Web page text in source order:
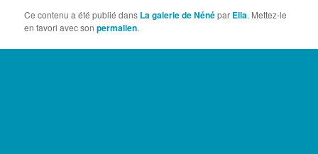
Ce contenu a été publié dans La galerie de Nénépar Ella. Mettez-le
en favori avec sonpermalien.